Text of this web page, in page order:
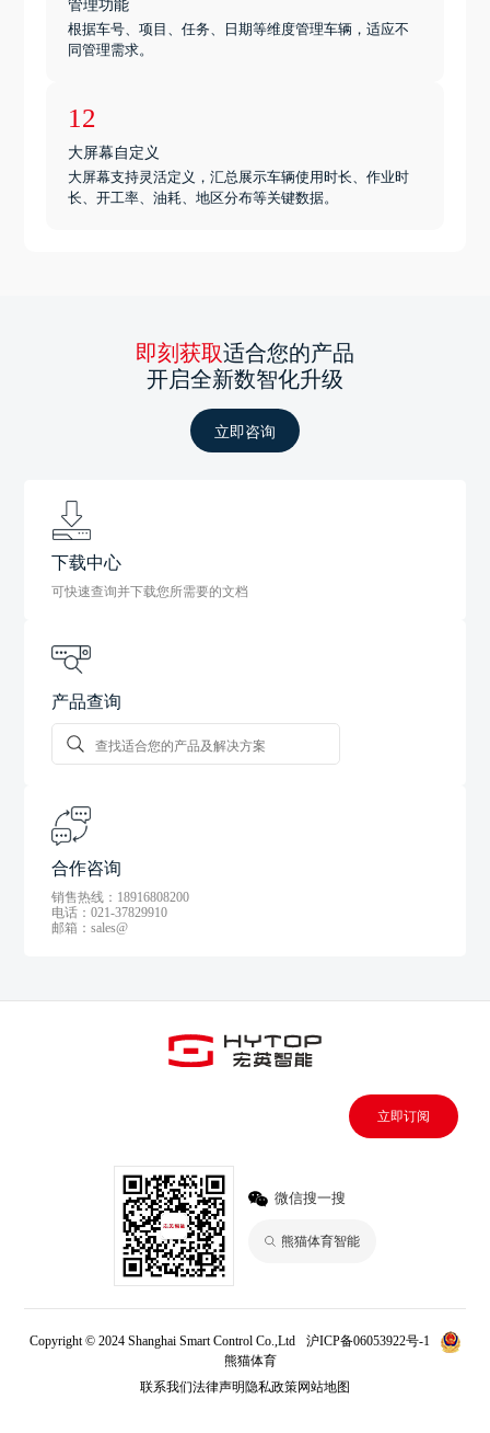
根据车号、项目、任务、日期等维度管理车辆，适应不
同管理需求。
12
大屏幕自定义
大屏幕支持灵活定义，汇总展示车辆使用时长、作业时
长、开工率、油耗、地区分布等关键数据。
即刻获取适合您的产品
开启全新数智化升级
立即咨询
下载中心
可快速查询并下载您所需要的文档
产品查询
合作咨询
销售热线：18916808200
电话：021-37829910
邮箱：sales@
立即订阅
微信搜一搜
熊猫体育智能
Copyright © 2024 Shanghai Smart Control Co.,Ltd
沪ICP备06053922号-1
熊猫体育
联系我们法律声明 隐私政策网站地图